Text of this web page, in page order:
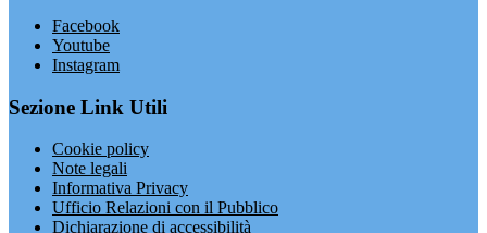
Facebook
Youtube
Instagram
Sezione Link Utili
Cookie policy
Note legali
Informativa Privacy
Ufficio Relazioni con il Pubblico
Dichiarazione di accessibilità